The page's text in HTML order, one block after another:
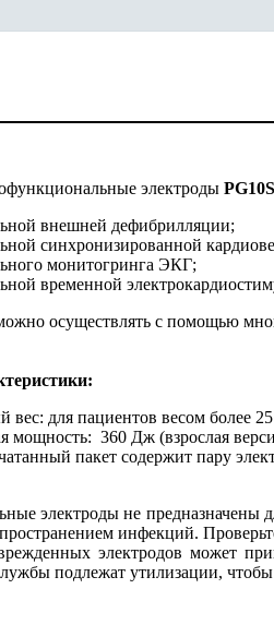
электроды
внешней дефибрилляции;
синхронизированной
монитогринга ЭКГ;
временной
осуществлять с помощью
для пациентов весом более
мощность: 360 Дж (взрослая
пакет содержит пару
электроды не предназначены
инфекций.
электродов может
подлежат утилизации,